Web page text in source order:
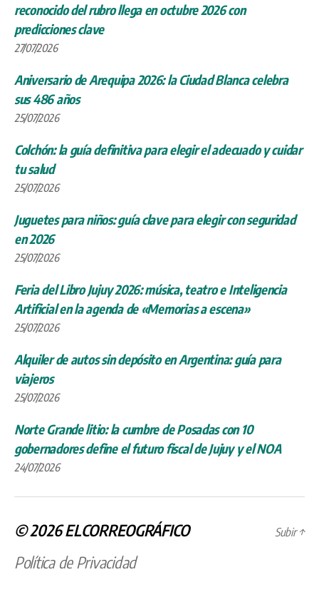
reconocido del rubro llega en octubre 2026 con
predicciones clave
27/07/2026
Aniversario de Arequipa 2026: la Ciudad Blanca celebra
sus 486 años
25/07/2026
Colchón: la guía definitiva para elegir el adecuado y cuidar
tu salud
25/07/2026
Juguetes para niños: guía clave para elegir con seguridad
en 2026
25/07/2026
Feria del Libro Jujuy 2026: música, teatro e Inteligencia
Artificial en la agenda de «Memorias a escena»
25/07/2026
Alquiler de autos sin depósito en Argentina: guía para
viajeros
25/07/2026
Norte Grande litio: la cumbre de Posadas con 10
gobernadores define el futuro fiscal de Jujuy y el NOA
24/07/2026
© 2026ELCORREOGRÁFICO
Política de Privacidad
Subir↑